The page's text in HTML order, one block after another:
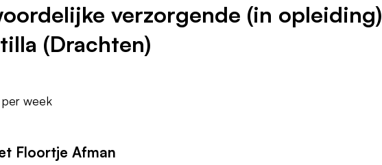
verzorgende (in opleiding)
(Drachten)
week
Floortje Afman